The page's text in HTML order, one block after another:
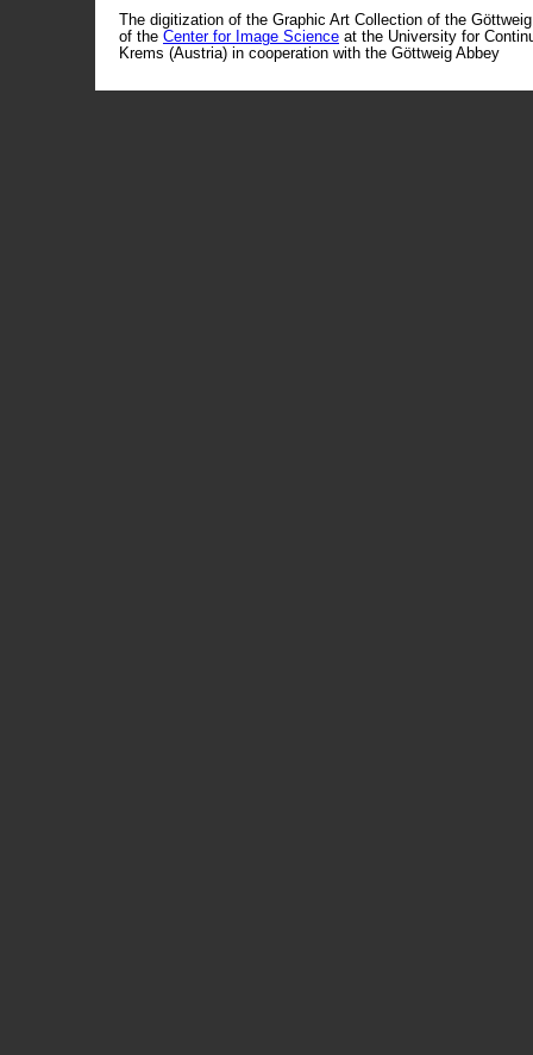
The digitization of the Graphic Art Collection of the
of the Center for Image Science at the University for
Krems (Austria) in cooperation with the Göttweig Abbey